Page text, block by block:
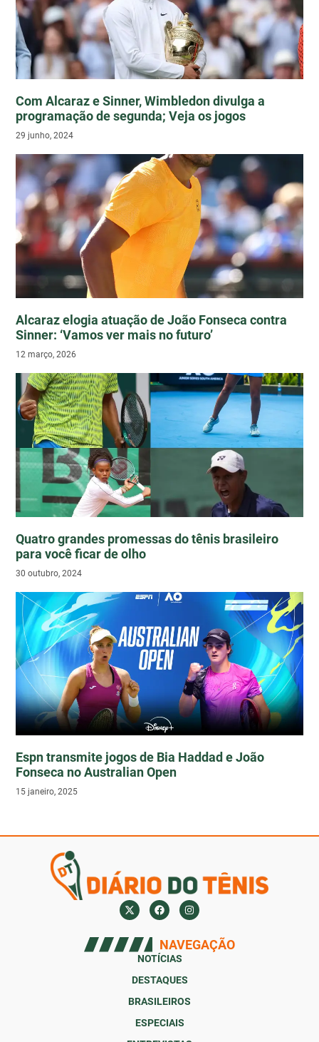
Com Alcaraz e Sinner, Wimbledon divulga a
programação de segunda; Veja os jogos
29 junho, 2024
Alcaraz elogia atuação de João Fonseca contra
Sinner: ‘Vamos ver mais no futuro’
12 março, 2026
Quatro grandes promessas do tênis brasileiro
para você ficar de olho
30 outubro, 2024
Espn transmite jogos de Bia Haddad e João
Fonseca no Australian Open
15 janeiro, 2025
NAVEGAÇÃO
NOTÍCIAS
DESTAQUES
BRASILEIROS
ESPECIAIS